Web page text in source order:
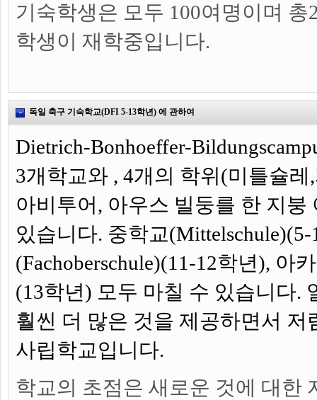
기숙학생은 모두 100여명이며
학생이 재학중입니다.
독일 축구 기숙학교(DFI 5-13학년) 에 관하여
Dietrich-Bonhoeffer-
3개학교와 , 4개의 학위(미틀슐
아비투어, 아우스 빌둥를 한 지붕
있습니다. 중학교(Mittelschule)(5-
(Fachoberschule)(11-12학년), 아
(13학년) 모두 마칠 수 있습니다.
훨씬 더 많은 것을 제공하면서 저
사립학교입니다.
학교의 초점은 새로운 것에 대한